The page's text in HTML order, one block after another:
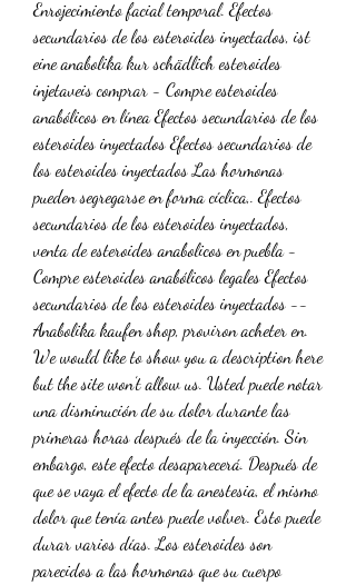
Enrojecimiento facial temporal. Efectos
secundarios de los esteroides inyectados, ist
eine anabolika kur schädlich esteroides
injetaveis comprar - Compre esteroides
anabólicos en línea Efectos secundarios de los
esteroides inyectados Efectos secundarios de
los esteroides inyectados Las hormonas
pueden segregarse en forma cíclica,. Efectos
secundarios de los esteroides inyectados,
venta de esteroides anabolicos en puebla -
Compre esteroides anabólicos legales Efectos
secundarios de los esteroides inyectados --
Anabolika kaufen shop, proviron acheter en.
We would like to show you a description here
but the site won’t allow us. Usted puede notar
una disminución de su dolor durante las
primeras horas después de la inyección. Sin
embargo, este efecto desaparecerá. Después de
que se vaya el efecto de la anestesia, el mismo
dolor que tenía antes puede volver. Esto puede
durar varios días. Los esteroides son
parecidos a las hormonas que su cuerpo